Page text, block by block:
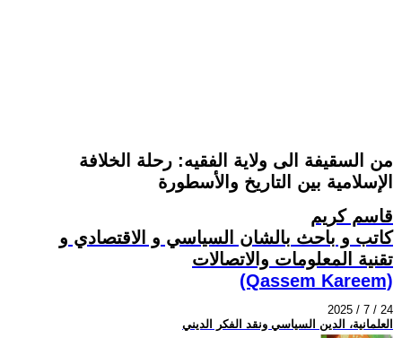
من السقيفة الى ولاية الفقيه: رحلة الخلافة
الإسلامية بين التاريخ والأسطورة
قاسم كريم
كاتب و باحث بالشان السياسي و الاقتصادي و
تقنية المعلومات والاتصالات
(Qassem Kareem)
2025 / 7 / 24
العلمانية، الدين السياسي ونقد الفكر الديني